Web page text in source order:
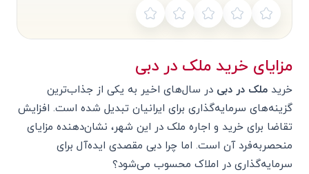
مزایای خرید ملک در دبی
خرید ملک در دبی در سال‌های اخیر به یکی از جذاب‌ترین
گزینه‌های سرمایه‌گذاری برای ایرانیان تبدیل شده است. افزایش
تقاضا برای خرید و اجاره ملک در این شهر، نشان‌دهنده مزایای
منحصر‌به‌فرد آن است. اما چرا دبی مقصدی ایده‌آل برای
سرمایه‌گذاری در املاک محسوب می‌شود؟